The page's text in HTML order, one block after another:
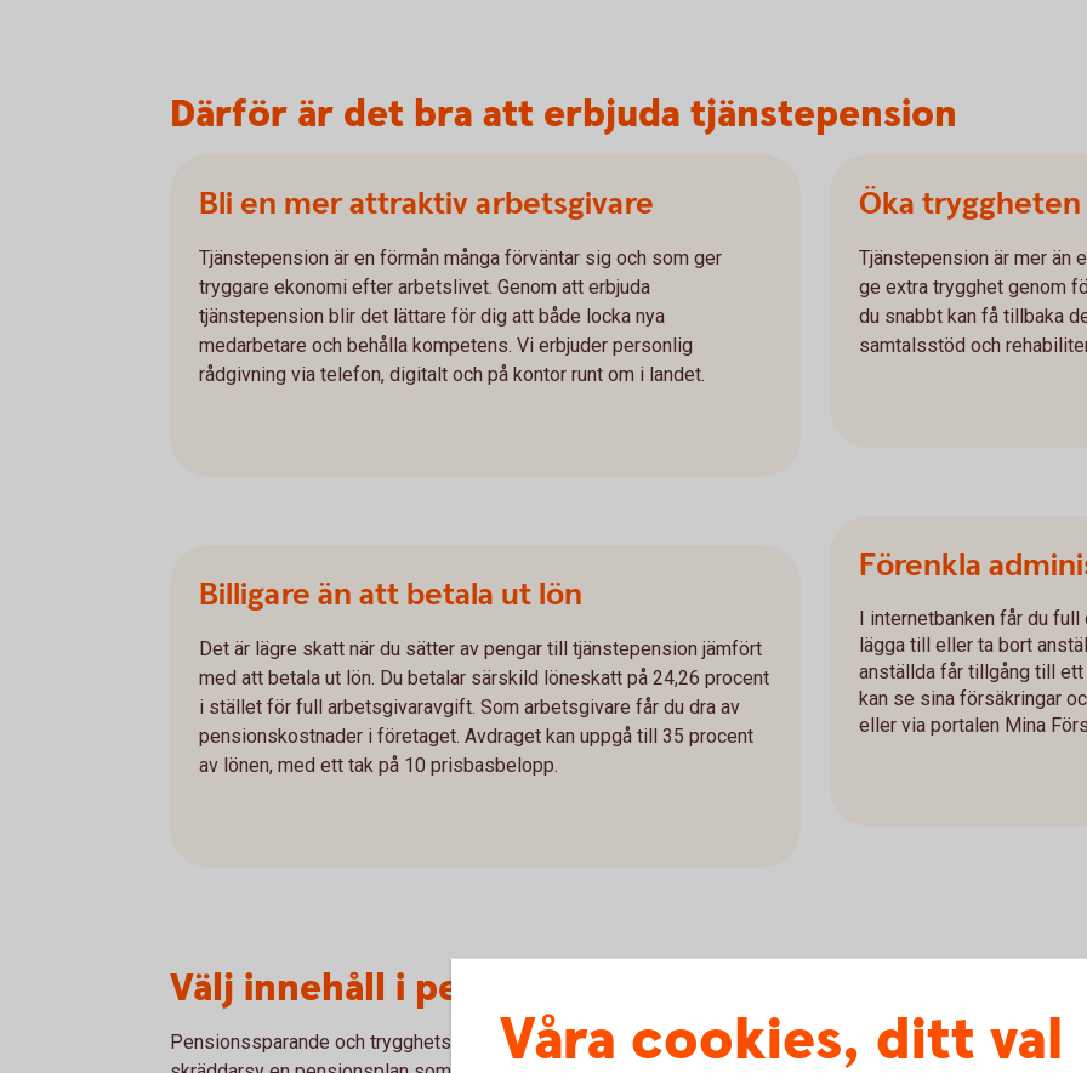
Därför är det bra att erbjuda tjänstepension
Bli en mer attraktiv arbetsgivare
Tjänstepension är en förmån många förväntar sig och som ger
tryggare ekonomi efter arbetslivet. Genom att erbjuda
tjänstepension blir det lättare för dig att både locka nya
medarbetare och behålla kompetens. Vi erbjuder personlig
rådgivning via telefon, digitalt och på kontor runt om i landet.
Billigare än att betala ut lön
Det är lägre skatt när du sätter av pengar till tjänstepension jämfört
med att betala ut lön. Du betalar särskild löneskatt på 24,26 procent
i stället för full arbetsgivaravgift. Som arbetsgivare får du dra av
pensionskostnader i företaget. Avdraget kan uppgå till 35 procent
av lönen, med ett tak på 10 prisbasbelopp.
Öka
Tjänstepension är mer än
ge extra trygghet genom
du snabbt kan få tillbaka
samtalsstöd och
Förenkla
I internetbanken får du full
lägga till eller ta bort
anställda får tillgång till
kan se sina försäkringar
eller via portalen Mina
Välj innehåll i pensionsplanen
Pensionssparande och trygghetsförsäkringar med fokus på hälsa. Vi hjälper dig att
Våra cookies, ditt val